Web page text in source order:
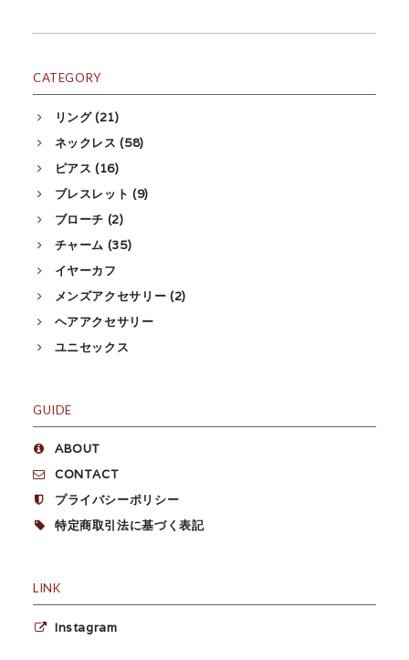
CATEGORY
リング (21)
ネックレス (58)
ピアス (16)
ブレスレット (9)
ブローチ (2)
チャーム (35)
イヤーカフ
メンズアクセサリー (2)
ヘアアクセサリー
ユニセックス
GUIDE
ABOUT
CONTACT
プライバシーポリシー
特定商取引法に基づく表記
LINK
Instagram